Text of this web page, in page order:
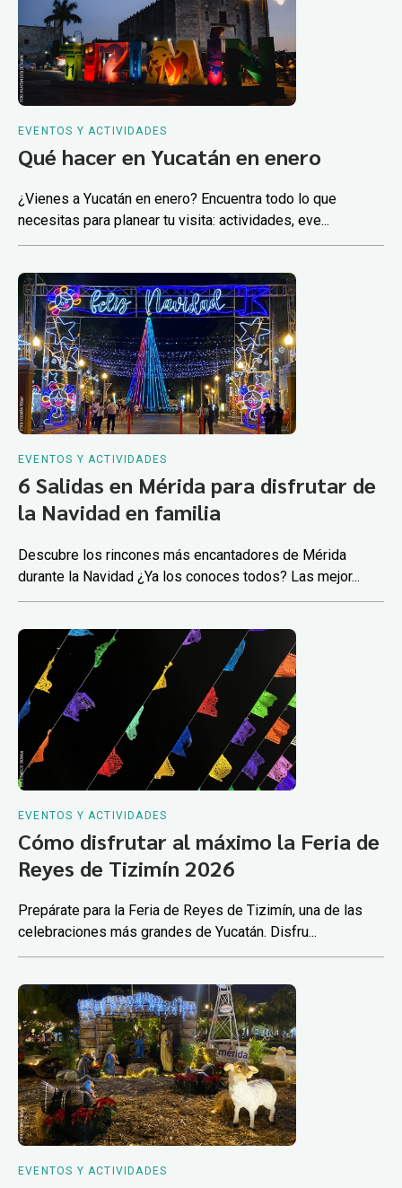
EVENTOS Y ACTIVIDADES
Qué hacer en Yucatán en enero
¿Vienes a Yucatán en enero? Encuentra todo lo que
necesitas para planear tu visita: actividades, eve...
EVENTOS Y ACTIVIDADES
6 Salidas en Mérida para disfrutar de
la Navidad en familia
Descubre los rincones más encantadores de Mérida
durante la Navidad ¿Ya los conoces todos? Las mejor...
EVENTOS Y ACTIVIDADES
Cómo disfrutar al máximo la Feria de
Reyes de Tizimín 2026
Prepárate para la Feria de Reyes de Tizimín, una de las
celebraciones más grandes de Yucatán. Disfru...
EVENTOS Y ACTIVIDADES